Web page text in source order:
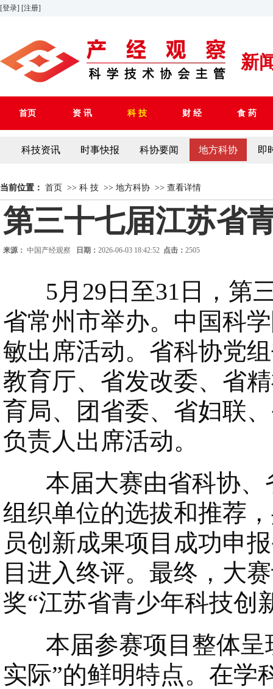
[登录] [注册]
新
首页 资 讯 科 技 财 经 食 药
科技资讯 时事快报 科协要闻 地方科协 即
当前位置： 首页 >> 科 技 >> 地方科协 >> 查看详情
第三十七届江苏省
来源： 中国产经观察 日期： 2026-06-03 18:42:52 点击： 2505
5月29日至31日，第
省常州市举办。中国科
敏出席活动。省科协党
教育厅、省发改委、省
育局、团省委、省妇联
负责人出席活动。
本届大赛由省科协、
组织单位的选拔和推荐
员创新成果项目成功申
目进入终评。最终，大
奖“江苏省青少年科技创
本届参赛项目整体呈
实际”的鲜明特点。在学